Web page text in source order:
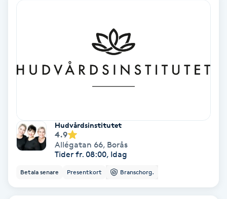
Herrklippning
Hollywood Peel
Hot Stone Massage
Hudvårdsinstitutet
4.9
Allégatan 66, Borås
Tider fr. 08:00, Idag
Betala senare Presentkort Branschorg.